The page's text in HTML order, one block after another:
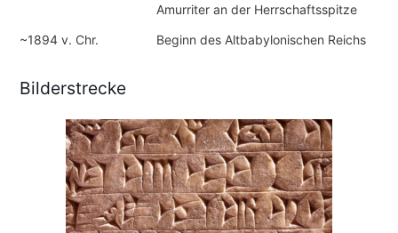
Amurriter an der Herrschaftsspitze
~1894 v. Chr.
Beginn des Altbabylonischen Reichs
Bilderstrecke